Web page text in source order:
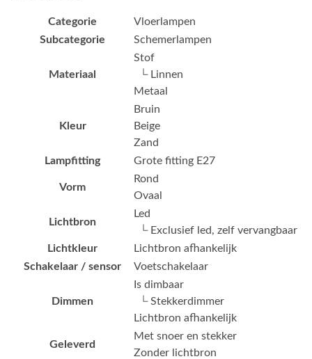
Categorie
Vloerlampen
Subcategorie
Schemerlampen
Materiaal
Stof
└ Linnen
Metaal
Kleur
Bruin
Beige
Zand
Lampfitting
Grote fitting E27
Vorm
Rond
Ovaal
Lichtbron
Led
└ Exclusief led, zelf vervangbaar
Lichtkleur
Lichtbron afhankelijk
Schakelaar / sensor
Voetschakelaar
Dimmen
Is dimbaar
└ Stekkerdimmer
Lichtbron afhankelijk
Geleverd
Met snoer en stekker
Zonder lichtbron